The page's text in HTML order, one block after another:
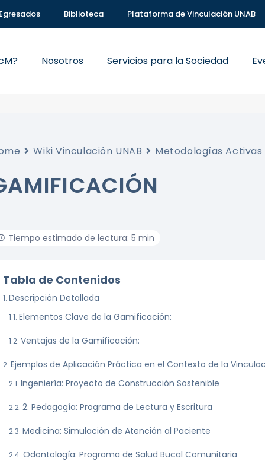
Biblioteca Plataforma de Vinculación UNAB
Nosotros Servicios para la Sociedad
Wiki Vinculación UNAB Metodologías
Tiempo estimado de lectura: 5 min
Tabla de Contenidos
Descripción Detallada
Elementos Clave de la Gamificación:
Ventajas de la Gamificación:
Ejemplos de Aplicación Práctica en el Contexto de la
Ingeniería: Proyecto de Construcción Sostenible
2. Pedagogía: Programa de Lectura y Escritura
Medicina: Simulación de Atención al Paciente
Odontología: Programa de Salud Bucal Comunitaria